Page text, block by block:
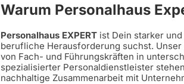
Warum Personalhaus
Personalhaus EXPERT ist Dein starker
berufliche Herausforderung suchst.
von Fach- und Führungskräften in
spezialisierter Personaldienstleister
nachhaltige Zusammenarbeit mit